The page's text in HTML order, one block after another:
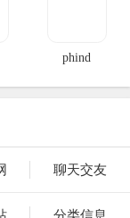
phind
聊天交友